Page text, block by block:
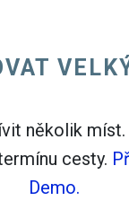
data proZpáteční
několik
cesty.
Demo.